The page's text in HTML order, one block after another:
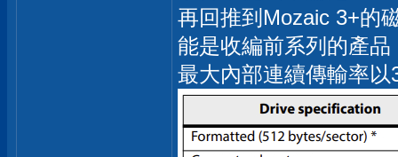
再回推到Mozaic 3+的
能是收編前系列的產
最大內部連續傳輸率